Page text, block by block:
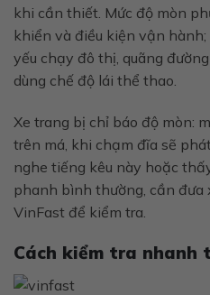
khi cần thiết. Mức độ mòn
khiển và điều kiện vận
yếu chạy đô thị, quãng
dùng chế độ lái thể thao.
Xe trang bị chỉ báo độ mòn:
trên má, khi chạm đĩa sẽ
nghe tiếng kêu này hoặc
phanh bình thường, cần đưa
VinFast để kiểm tra.
Cách kiểm tra nhanh